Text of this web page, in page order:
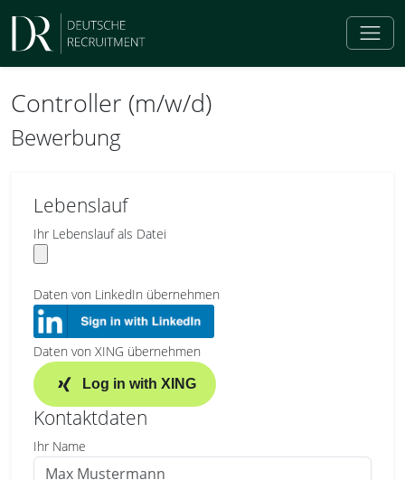
Controller (m/w/d)
Bewerbung
Lebenslauf
Ihr Lebenslauf als Datei
Daten von LinkedIn übernehmen
Daten von XING übernehmen
Log in with XING
Kontaktdaten
Ihr Name